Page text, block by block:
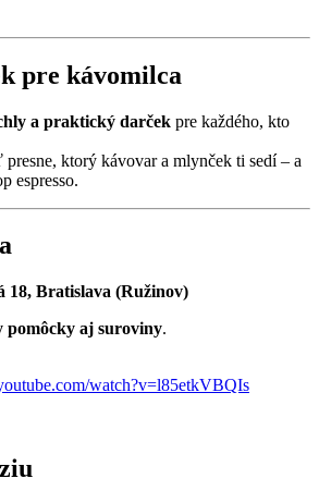
pre kávomilca
a praktický darček pre každého, kto
ktorý kávovar a mlynček ti sedí – a
espresso.
18, Bratislava (Ružinov)
pomôcky aj suroviny.
watch?v=l85etkVBQIs